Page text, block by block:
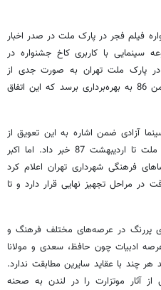
جشنواره فیلم فجر در پارک ملت در صدر اخبار
سینمایی با کاربری کاخ جشنواره در
پارک ملت تهران به صورت جدی از
اسفندماه 85 آغاز شده و قرار بود تا بهمن 86 به بهره‌برداری برسد که این اتفاق
آزادی ضمن اشاره به این تعویق از
تکمیل مجموعه فرهنگی سینمایی پارک ملت تا اردیبهشت 87 خبر داد. اما اکبر
فرهنگی شهرداری تهران اعلام کرد
از 90 درصد پیشرفت در مراحل تجهیز نهایی قرار دارد و تا
پررنگ در عرصه‌های مختلف فرهنگ و
ادبیات چون حافظ، سعدی و مولانا
هر چند با عقاید سایرین مطابقت ندارد.
آثار موتزارت را در لندن به صحنه